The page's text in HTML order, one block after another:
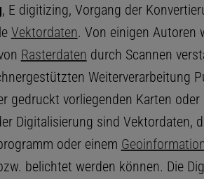
, E digitizing, Vorgang der
Vektordaten. Von einigen Autoren
Rasterdaten durch Scannen
Weiterverarbeitung
gedruckt vorliegenden Karten
Digitalisierung sind Vektordaten,
oder einem
belichtet werden können. Die